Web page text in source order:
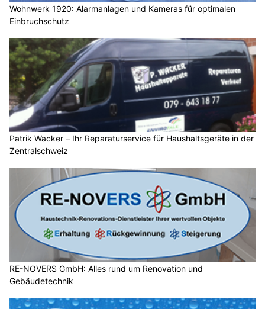
Wohnwerk 1920: Alarmanlagen und Kameras für optimalen
Einbruchschutz
Patrik Wacker – Ihr Reparaturservice für Haushaltsgeräte in der
Zentralschweiz
RE-NOVERS GmbH: Alles rund um Renovation und
Gebäudetechnik